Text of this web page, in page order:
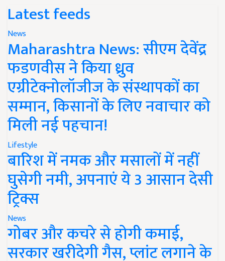
Latest feeds
News
Maharashtra News: सीएम देवेंद्र
फडणवीस ने किया ध्रुव
एग्रीटेक्नोलॉजीज के संस्थापकों का
सम्मान, किसानों के लिए नवाचार को
मिली नई पहचान!
Lifestyle
बारिश में नमक और मसालों में नहीं
घुसेगी नमी, अपनाएं ये 3 आसान देसी
ट्रिक्स
News
गोबर और कचरे से होगी कमाई,
सरकार खरीदेगी गैस, प्लांट लगाने के